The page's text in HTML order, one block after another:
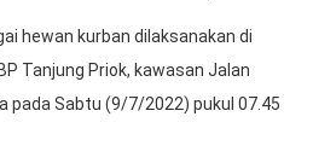
hewan kurban dilaksanakan di
Tanjung Priok, kawasan Jalan
pada Sabtu (9/7/2022) pukul 07.45